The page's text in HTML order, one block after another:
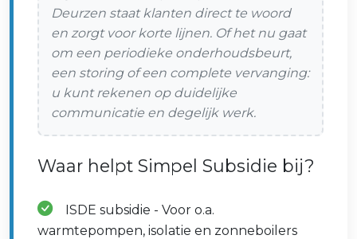
Deurzen staat klanten direct te woord
en zorgt voor korte lijnen. Of het nu gaat
om een periodieke onderhoudsbeurt,
een storing of een complete vervanging:
u kunt rekenen op duidelijke
communicatie en degelijk werk.
Waar helpt Simpel Subsidie bij?
ISDE subsidie - Voor o.a.
warmtepompen, isolatie en zonneboilers